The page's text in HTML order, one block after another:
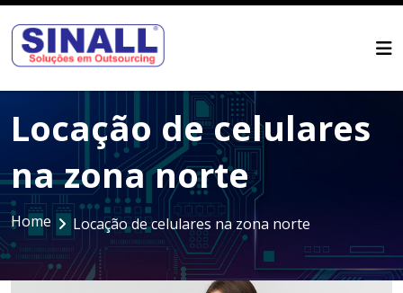
QUEM SOMOS
OUTSOURCING
LOCAÇÃO DE IMPRESSORAS
MULTIFUNCIONAIS
LOCAÇÃO DE IMPRESSORAS
TÉRMICAS
LOCAÇÃO DE NOTEBOOKS E
SMARTPHONES
GESTÃO DOCUMENTAL
ASSISTÊNCIA TÉCNICA
SUPRIMENTOS
SINALL VERDE
ARTIGOS
FALE CONOSCO
CONTATO
TRABALHE CONOSCO
Locação de celulares
na zona norte
Home Locação de celulares na zona norte